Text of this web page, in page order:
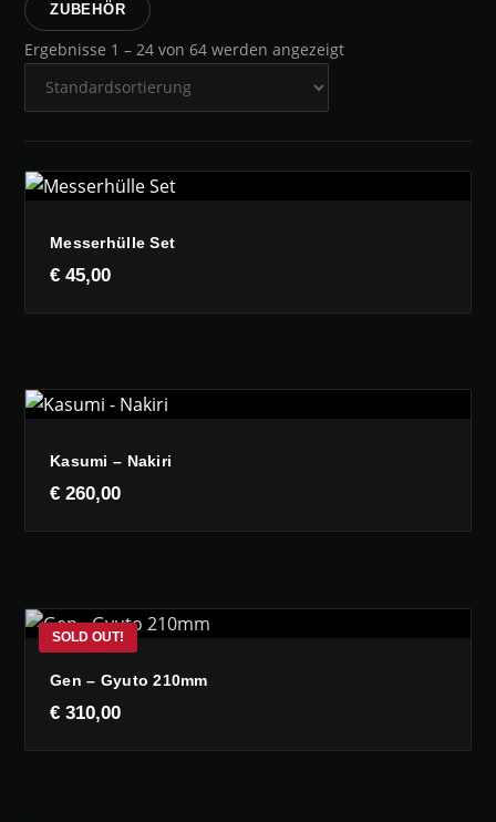
ZUBEHÖR
Ergebnisse 1 – 24 von 64 werden angezeigt
Messerhülle Set
€ 45,00
Kasumi – Nakiri
€ 260,00
Gen – Gyuto 210mm
€ 310,00